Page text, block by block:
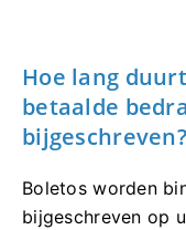
Hoe lang
betaalde
bijgeschreven?
Boletos worden
bijgeschreven op